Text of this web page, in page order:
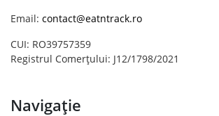
Email: contact@eatntrack.ro
CUI: RO39757359
Registrul Comerțului: J12/1798/2021
Navigație